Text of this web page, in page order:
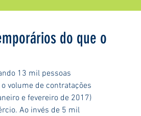
do que o
13 mil pessoas
volume de contratações
e fevereiro de 2017)
Ao invés de 5 mil